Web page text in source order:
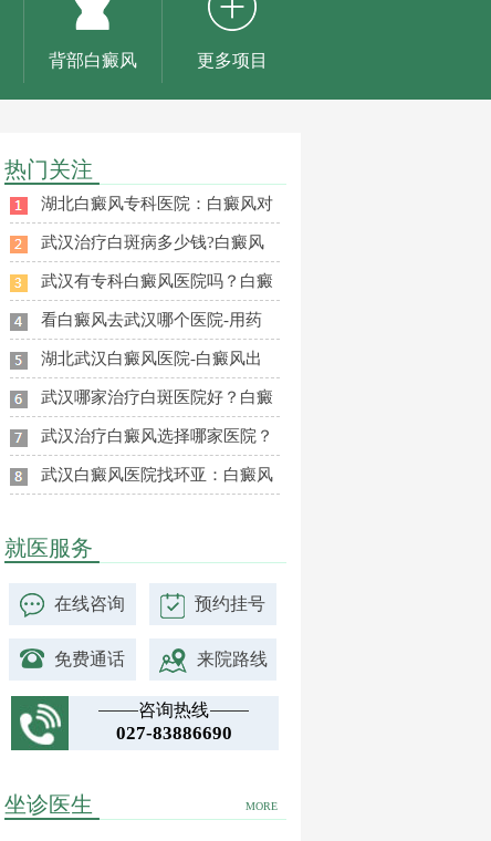
背部白癜风 更多项目
热门关注
湖北白癜风专科医院：白癜风对
武汉治疗白斑病多少钱?白癜风
武汉有专科白癜风医院吗？白癜
看白癜风去武汉哪个医院-用药
湖北武汉白癜风医院-白癜风出
武汉哪家治疗白斑医院好？白癜
武汉治疗白癜风选择哪家医院？
武汉白癜风医院找环亚：白癜风
就医服务
在线咨询 预约挂号
免费通话 来院路线
咨询热线
027-83886690
MORE
坐诊医生